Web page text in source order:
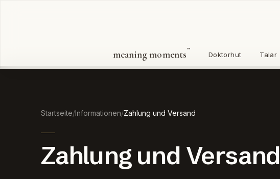
meaning moments™
Doktorhut Talar
Startseite/Informationen/Zahlung und Versand
Zahlung und Versand